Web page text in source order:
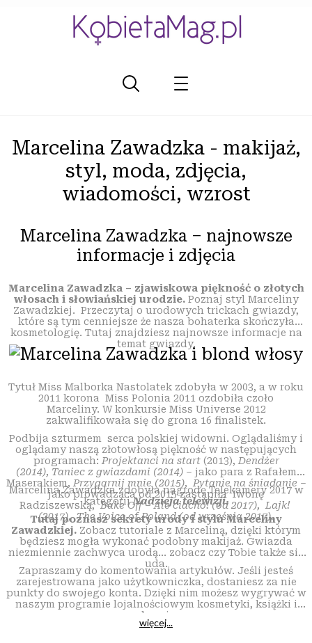
Marcelina Zawadzka - makijaż,
styl, moda, zdjęcia,
wiadomości, wzrost
Marcelina Zawadzka – najnowsze
informacje i zdjęcia
Marcelina Zawadzka – zjawiskowa piękność o złotych
włosach i słowiańskiej urodzie.Poznaj styl Marceliny
Zawadzkiej. Przeczytaj o urodowych trickach gwiazdy,
które są tym cenniejsze że nasza bohaterka skończyła
kosmetologię. Tutaj znajdziesz najnowsze informacje na
temat gwiazdy.
Tytuł Miss Malborka Nastolatek zdobyła w 2003, a w roku
2011 korona Miss Polonia 2011 ozdobiła czoło
Marceliny. W konkursie Miss Universe 2012
zakwalifikowała się do grona 16 finalistek.
Podbija szturmem serca polskiej widowni. Oglądaliśmy i
oglądamy naszą złotowłosą piękność w następujących
programach: Projektanci na start(2013), Dendżer
(2014), Taniec z gwiazdami (2014) – jako para z Rafałem
Maserakiem, Przygarnij mnie (2015), Pytanie na śniadanie –
jako prowadząca od 2015 zastąpiła Iwonę
Radziszewską,Bake Off – Ale ciacho! (od 2017), Lajk!
(2017), The Voice of Poland (od września 2017).
Marcelina Zawadzka zdobyła nagrodę Telekamery 2017 w
kategoriiNadzieja telewizji.
Tutaj poznasz sekrety urody i stylu Marceliny
Zawadzkiej. Zobacz tutoriale z Marceliną, dzięki którym
będziesz mogła wykonać podobny makijaż. Gwiazda
niezmiennie zachwyca urodą… zobacz czy Tobie także się
uda.
Zapraszamy do komentowania artykułów. Jeśli jesteś
zarejestrowana jako użytkowniczka, dostaniesz za nie
punkty do swojego konta. Dzięki nim możesz wygrywać w
naszym programie lojalnościowym kosmetyki, książki i
ubrania.
więcej...